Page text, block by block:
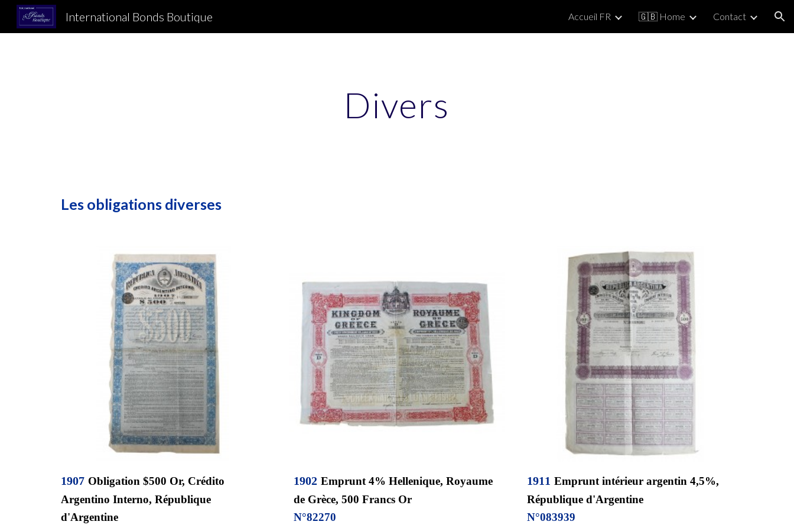
International Bonds Boutique Accueil FR 🇬🇧 Home Contact
Divers
Les obligations diverses
1907 Obligation $500 Or, Crédito
Argentino Interno, République
d'Argentine
1902 Emprunt 4% Hellenique, Royaume
de Grèce, 500 Francs Or
N°82270
1911 Emprunt intérieur argentin 4,5%,
République d'Argentine
N°083939